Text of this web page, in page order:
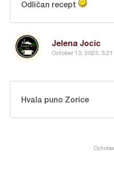
Jelena Jocic
October 13, 2023,
Odličan recept
Hvala puno Zorice